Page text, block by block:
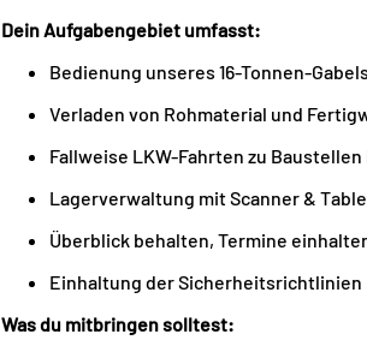
Dein Aufgabengebiet umfasst:
Bedienung unseres 16-Tonnen-
Verladen von Rohmaterial und
Fallweise LKW-Fahrten zu
Lagerverwaltung mit Scanner &
Überblick behalten, Termine
Einhaltung der Sicherheitsrichtlinien
Was du mitbringen solltest: